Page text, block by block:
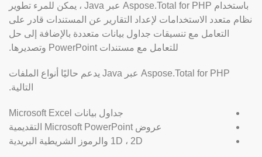
باستخدام Aspose.Total for PHP عبر Java ، يمكن للمرء تطوير
نظام متعدد الاستخدامات لإعداد التقارير عن المستندات قادر على
التعامل مع تنسيقات جداول بيانات متعددة بالإضافة إلى حل
للتعامل مع مستندات PowerPoint وتصديرها.
Aspose.Total for PHP عبر Java يدعم حاليًا أنواع الملفات
التالية.
جداول بيانات Microsoft Excel
عروض Microsoft PowerPoint التقديمية
1D ، 2D والرموز الشريطية البريدية